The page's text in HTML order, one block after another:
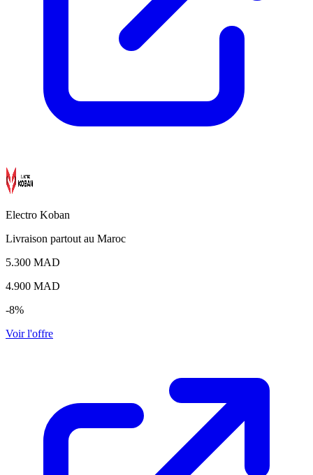
Electro Koban
Livraison partout au Maroc
5.300 MAD
4.900 MAD
-8%
Voir l'offre